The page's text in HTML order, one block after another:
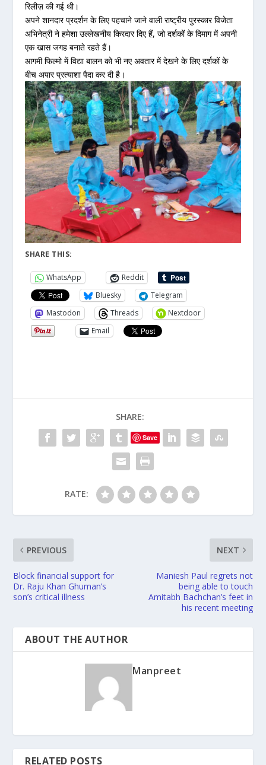
रिलीज़ की गई थी।
अपने शानदार प्रदर्शन के लिए पहचाने जाने वाली राष्ट्रीय पुरस्कार विजेता
अभिनेत्री ने हमेशा उल्लेखनीय किरदार दिए हैं, जो दर्शकों के दिमाग में अपनी
एक खास जगह बनाते रहते हैं।
आगमी फिल्मो में विद्या बालन को भी नए अवतार में देखने के लिए दर्शकों के
बीच अपार प्रत्याशा पैदा कर दी है।
SHARE THIS:
WhatsApp
Reddit
Bluesky
Telegram
Mastodon
Threads
Nextdoor
Email
SHARE:
Save
RATE:
PREVIOUS
Block financial support for
Dr. Raju Khan Ghuman’s
son’s critical illness
NEXT
Maniesh Paul regrets not
being able to touch
Amitabh Bachchan’s feet in
his recent meeting
ABOUT THE AUTHOR
Manpreet
RELATED POSTS